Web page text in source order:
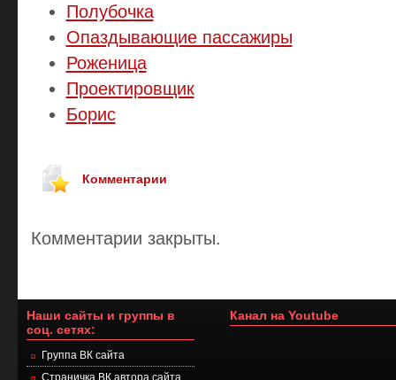
Полубочка
Опаздывающие пассажиры
Роженица
Проектировщик
Борис
Комментарии
Комментарии закрыты.
Наши сайты и группы в
соц. сетях:
Группа ВК сайта
Страничка ВК автора сайта
Канал на Youtube